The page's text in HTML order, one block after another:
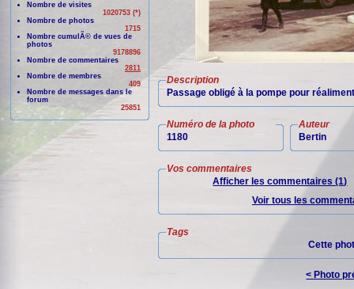
Nombre de visites
1020753 (*)
Nombre de photos
1715
Nombre cumulÃ© de vues de
photos
9178896
Nombre de commentaires
2811
Nombre de membres
409
Nombre de messages dans le
forum
25851
Description
Passage obligé à la pompe pour
Numéro de la photo
1180
Auteur
Bertin
Vos commentaires
Afficher les commentaires (1)
Voir tous les
Tags
Cette
< Photo